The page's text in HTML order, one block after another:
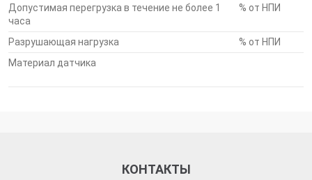
элементу с помощью лазерной сварки
Каждый датчик проходит проверку на
герметичность гелиевым течеискателем
блоком БКЦ и преобразователем ТЦ-017
Допустимая перегрузка в течение не более 1
часа
% от НПИ
Разрушающая нагрузка
% от НПИ
Материал датчика
КОНТАКТЫ